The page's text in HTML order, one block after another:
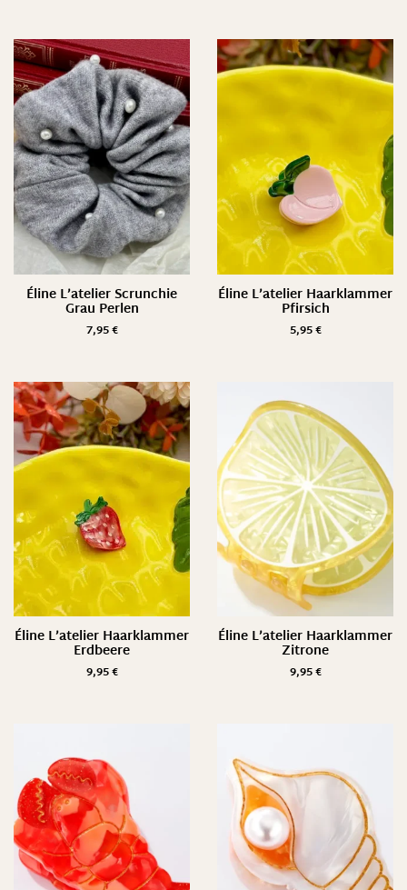
Éline L’atelier Scrunchie
Grau Perlen
7,95€
Éline L’atelier Haarklammer
Pfirsich
5,95€
Éline L’atelier Haarklammer
Erdbeere
9,95€
Éline L’atelier Haarklammer
Zitrone
9,95€